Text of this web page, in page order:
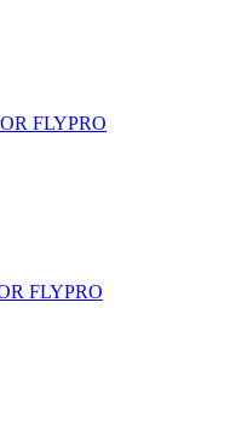
FLYPRO
FLYPRO